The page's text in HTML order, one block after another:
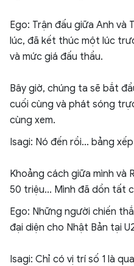
Ego: Trận đấu giữa Anh và
lúc, đã kết thúc một lúc
và mức giá đấu thầu.
Bây giờ, chúng ta sẽ bắt
cuối cùng và phát sóng
cùng xem.
Isagi: Nó đến rồi... bảng
Khoảng cách giữa mình và
50 triệu... Mình đã dồn tất
Ego: Những người chiến
đại diện cho Nhật Bản tại
Isagi: Chỉ có vị trí số 1 là